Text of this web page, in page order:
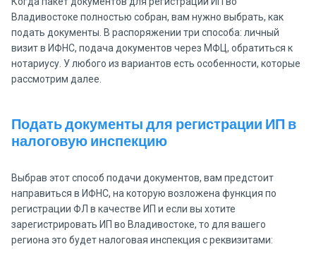
Владивостоке полностью собран, вам нужно выбрать, как
подать документы. В распоряжении три способа: личный
визит в ИФНС, подача документов через МФЦ, обратиться к
нотариусу. У любого из вариантов есть особенности, которые
рассмотрим далее.
Подать документы для регистрации ИП в
налоговую инспекцию
Выбрав этот способ подачи документов, вам предстоит
направиться в ИФНС, на которую возложена функция по
регистрации ФЛ в качестве ИП и если вы хотите
зарегистрировать ИП во Владивостоке, то для вашего
региона это будет налоговая инспекция с реквизитами: